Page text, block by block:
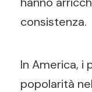
consistenza.
In America, i
popolarità